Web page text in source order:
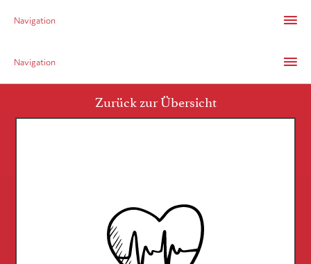
Navigation
Navigation
Zurück zur Übersicht